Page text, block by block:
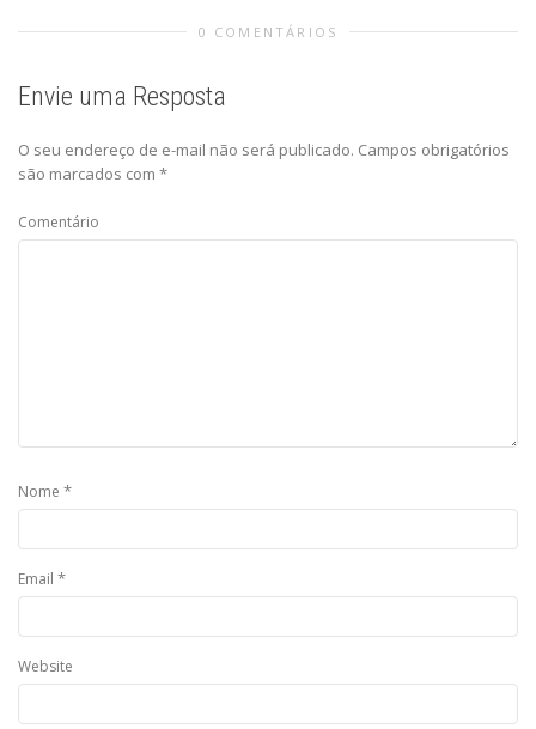
0 COMENTÁRIOS
Envie uma Resposta
O seu endereço de e-mail não será publicado. Campos obrigatórios
são marcados com *
Comentário
Nome *
Email *
Website